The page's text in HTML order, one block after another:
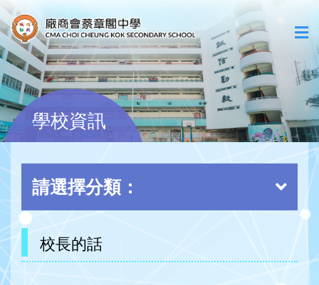
學校資訊
請選擇分類：
校長的話